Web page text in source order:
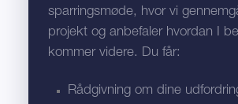
sparringsmøde, hvor vi
projekt og anbefaler hvordan I
kommer videre. Du får:
Rådgivning om dine